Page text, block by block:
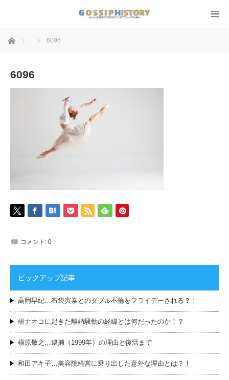
ホーム 6096
6096
コメント: 0
ピックアップ記事
高岡早紀…布袋寅泰とのダブル不倫をフライデーされる？！
研ナオコに起きた離婚騒動の経緯とは何だったのか！？
槇原敬之…逮捕（1999年）の理由と復活まで
和田アキ子…美容院経営に乗り出した意外な理由とは？！